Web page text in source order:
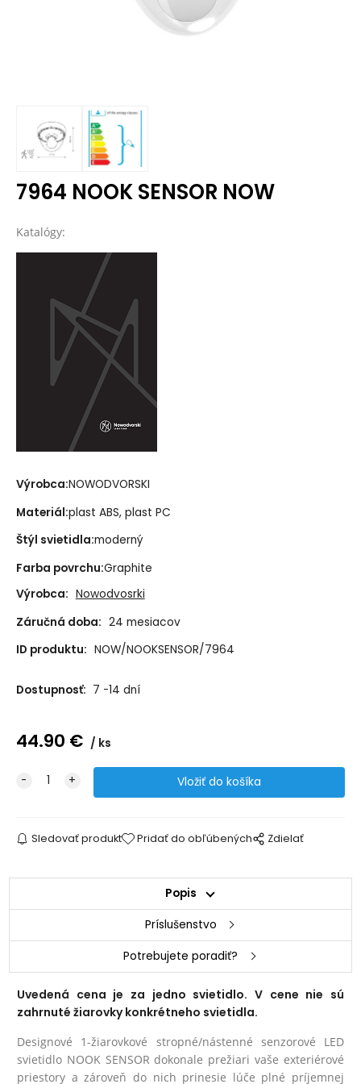
7964 NOOK SENSOR NOW
Katalógy:
Výrobca:NOWODVORSKI
Materiál:plast ABS, plast PC
Štýl svietidla:moderný
Farba povrchu:Graphite
Výrobca: Nowodvosrki
Záručná doba: 24 mesiacov
ID produktu: NOW/NOOKSENSOR/7964
Dostupnosť: 7 -14 dní
44.90 € ks
Sledovať produkt Pridať do obľúbených Zdielať
Popis
Príslušenstvo
Potrebujete poradiť?
Uvedená cena je za jedno svietidlo. V cene nie sú
zahrnuté žiarovky konkrétneho svietidla.
Designové 1-žiarovkové stropné/nástenné senzorové LED
svietidlo NOOK SENSOR dokonale prežiari vaše exteriérové
priestory a zároveň do nich prinesie lúče plné príjemnej